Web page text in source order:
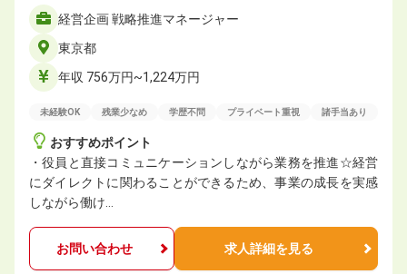
経営企画 戦略推進マネージャー
東京都
年収 756万円~1,224万円
未経験OK 残業少なめ 学歴不問 プライベート重視 諸手当あり
おすすめポイント
・役員と直接コミュニケーションしながら業務を推進☆経営
にダイレクトに関わることができるため、事業の成長を実感
しながら働け…
お問い合わせ 求人詳細を見る